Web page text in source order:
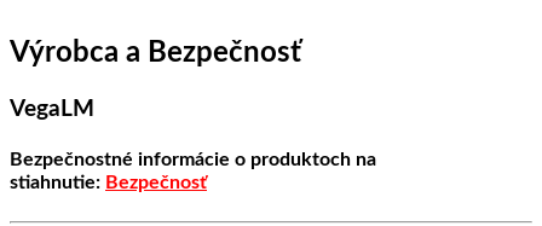
Výrobca a Bezpečnosť
VegaLM
Bezpečnostné informácie o produktoch na
stiahnutie: Bezpečnosť